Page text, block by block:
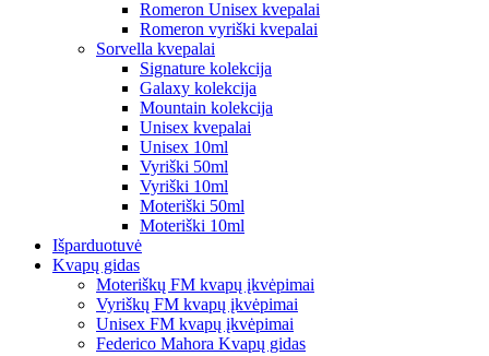
Romeron Unisex kvepalai
Romeron vyriški kvepalai
Sorvella kvepalai
Signature kolekcija
Galaxy kolekcija
Mountain kolekcija
Unisex kvepalai
Unisex 10ml
Vyriški 50ml
Vyriški 10ml
Moteriški 50ml
Moteriški 10ml
Išparduotuvė
Kvapų gidas
Moteriškų FM kvapų įkvėpimai
Vyriškų FM kvapų įkvėpimai
Unisex FM kvapų įkvėpimai
Federico Mahora Kvapų gidas